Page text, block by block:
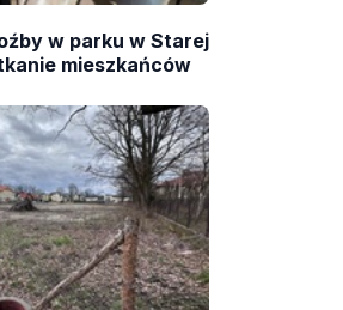
w parku w Starej
mieszkańców